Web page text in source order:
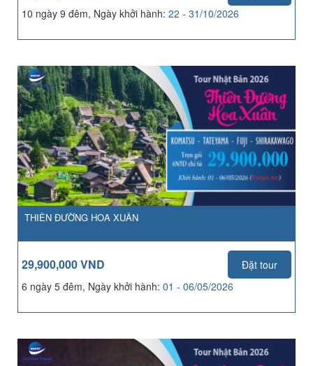
10 ngày 9 đêm, Ngày khởi hành: 22 - 31/10/2026
THIÊN ĐƯỜNG HOA XUÂN
29,900,000 VND
Đặt tour
6 ngày 5 đêm, Ngày khởi hành: 01 - 06/05/2026